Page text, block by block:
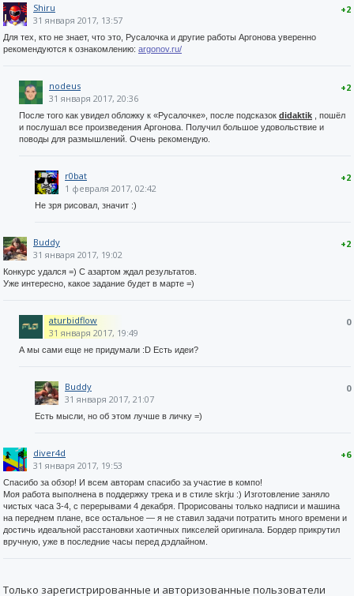
+2
Shiru
31 января 2017, 13:57
Для тех, кто не знает, что это, Русалочка и другие работы Аргонова уверенно
рекомендуются к ознакомлению: argonov.ru/
+2
nodeus
31 января 2017, 20:36
После того как увидел обложку к «Русалочке», после подсказок didaktik , пошёл
и послушал все произведения Аргонова. Получил большое удовольствие и
поводы для размышлений. Очень рекомендую.
+2
r0bat
1 февраля 2017, 02:42
Не зря рисовал, значит :)
+2
Buddy
31 января 2017, 19:02
Конкурс удался =) С азартом ждал результатов.
Уже интересно, какое задание будет в марте =)
0
aturbidflow
31 января 2017, 19:49
А мы сами еще не придумали :D Есть идеи?
0
Buddy
31 января 2017, 21:07
Есть мысли, но об этом лучше в личку =)
+6
diver4d
31 января 2017, 19:53
Спасибо за обзор! И всем авторам спасибо за участие в компо!
Моя работа выполнена в поддержку трека и в стиле skrju :) Изготовление заняло
чистых часа 3-4, с перерывами 4 декабря. Прорисованы только надписи и машина
на переднем плане, все остальное — я не ставил задачи потратить много времени и
достичь идеальной расстановки хаотичных пикселей оригинала. Бордер прикрутил
вручную, уже в последние часы перед дэдлайном.
Только зарегистрированные и авторизованные пользователи